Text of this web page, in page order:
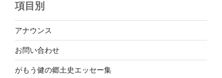
項目別
アナウンス
お問い合わせ
がもう健の郷土史エッセー集